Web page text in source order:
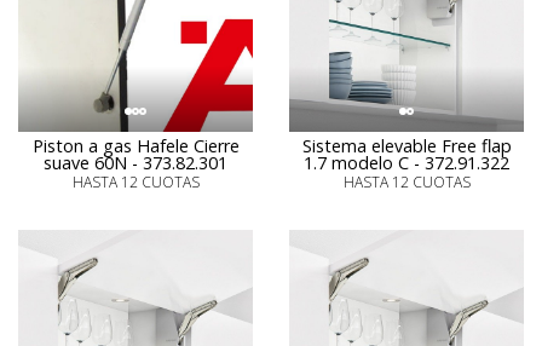
Piston a gas Hafele Cierre
suave 60N - 373.82.301
HASTA 12 CUOTAS
Sistema elevable Free flap
1.7 modelo C - 372.91.322
HASTA 12 CUOTAS